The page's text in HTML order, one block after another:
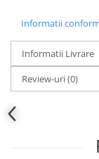
Informatii
Informatii Livrare
Review-uri(0)